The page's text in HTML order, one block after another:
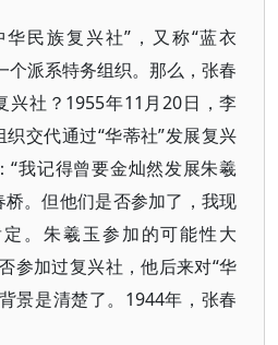
民族复兴社”，又称“蓝衣
个派系特务组织。那么，张春
兴社？1955年11月20日，李
交代通过“华蒂社”发展复兴
“我记得曾要金灿然发展朱羲
。但他们是否参加了，我现
。朱羲玉参加的可能性大
参加过复兴社，他后来对“华
景是清楚了。1944年，张春